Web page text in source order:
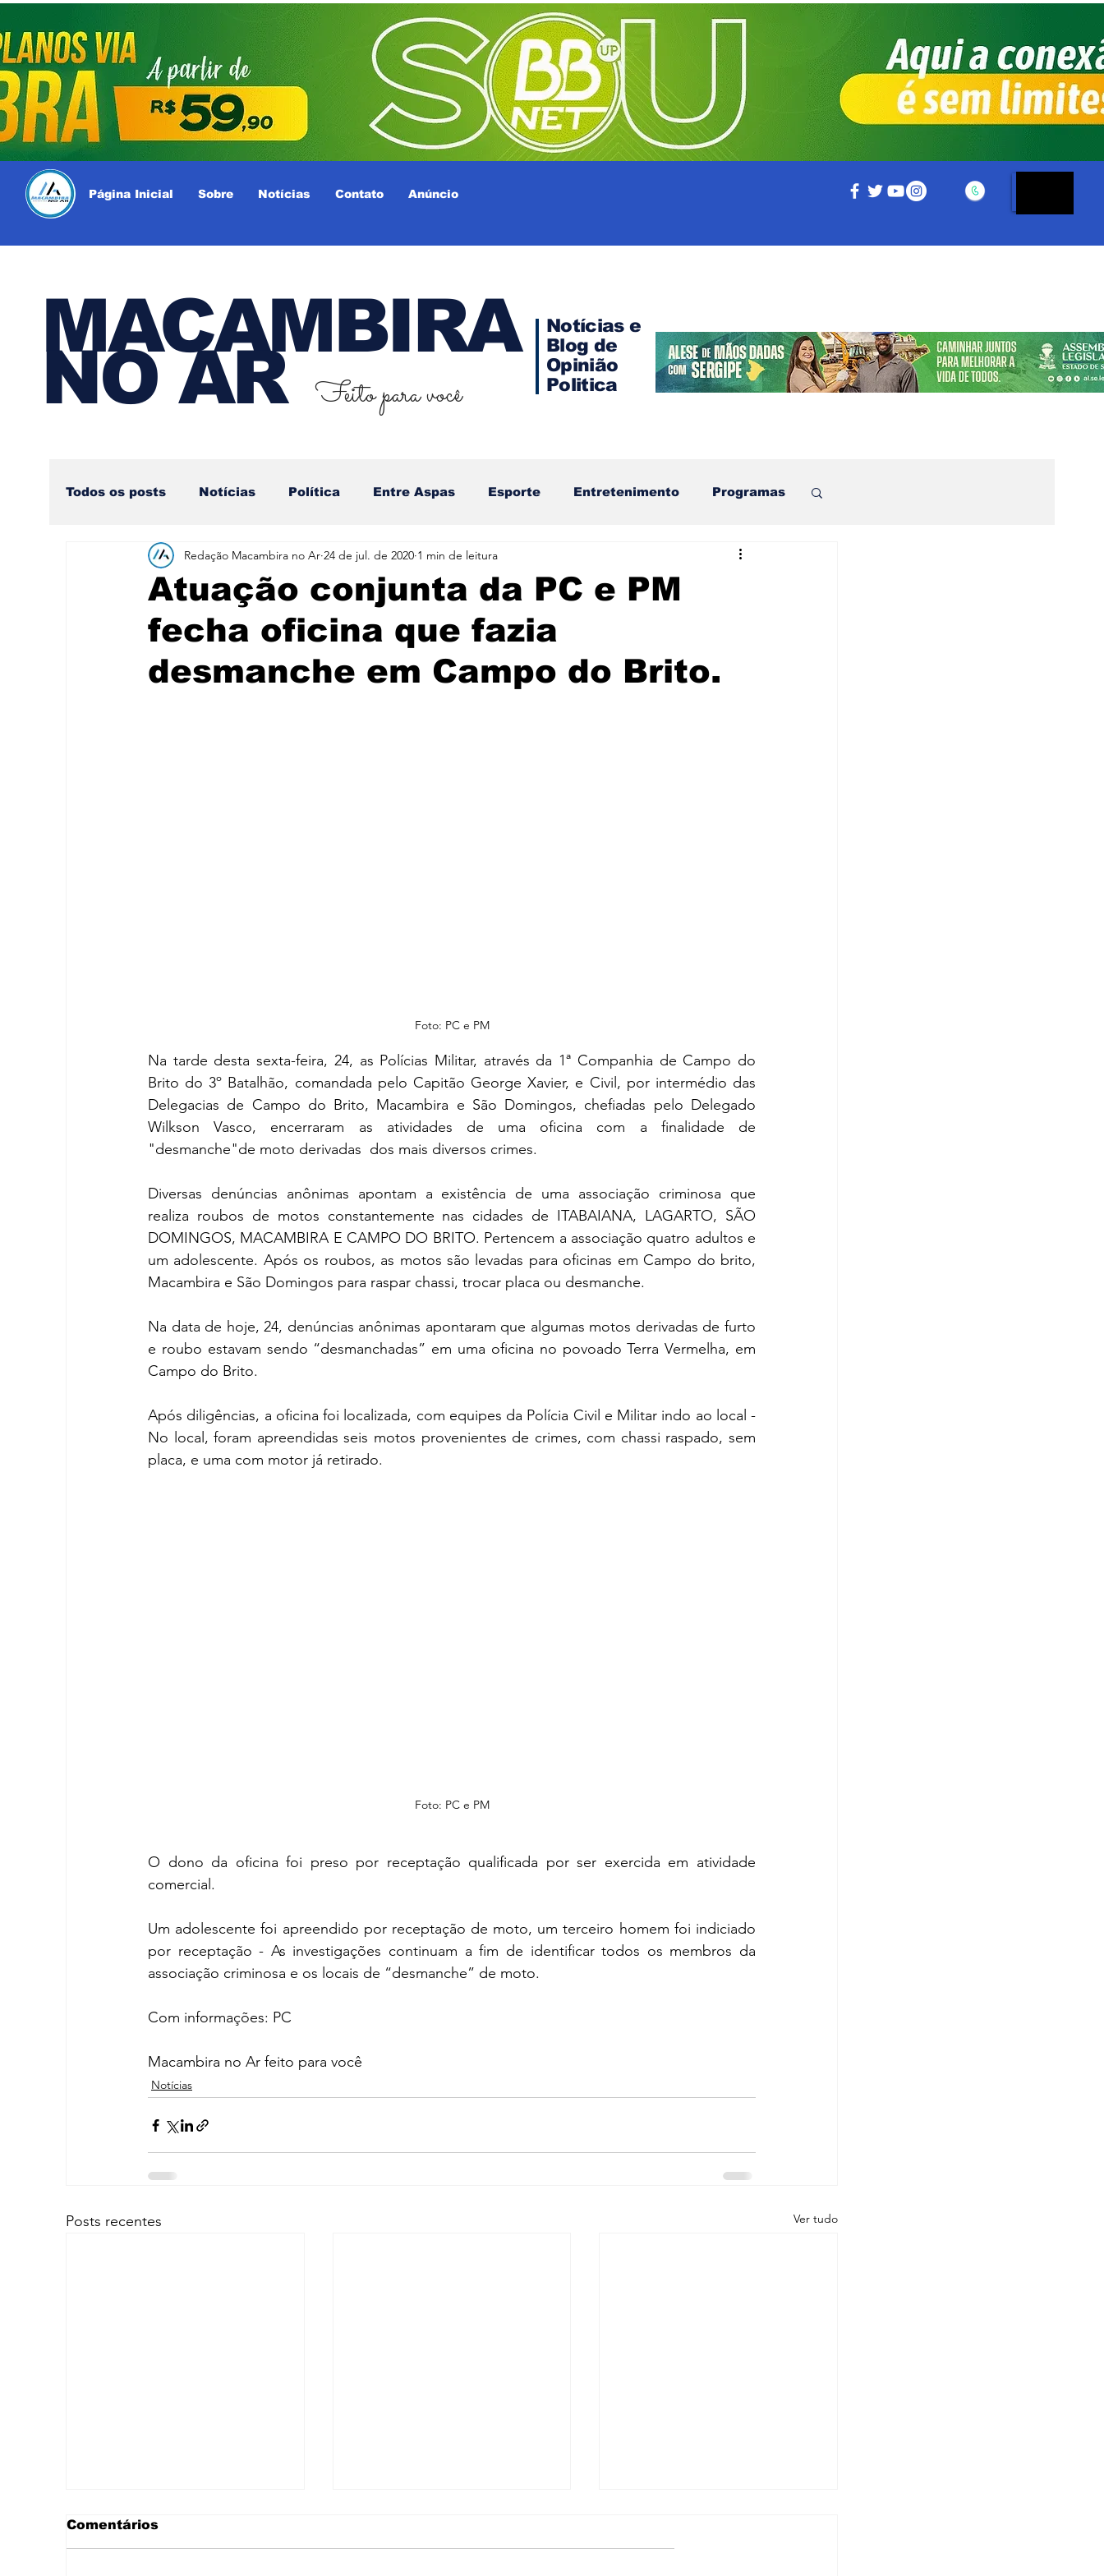
Página Inicial Sobre Notícias Contato Anúncio
MACAMBIRA
NO AR
Notícias e
Blog de
Opinião
Politica
Feito para você
Todos os posts Notícias Política Entre Aspas Esporte Entretenimento Programas
Nova categoria
Atuação conjunta da PC e PM
fecha oficina que fazia
desmanche em Campo do Brito.
Redação Macambira no Ar 24 de jul. de 2020 1 min de leitura
Foto: PC e PM
Na tarde desta sexta-feira, 24, as Polícias Militar, através da 1ª Companhia de Campo do
Brito do 3º Batalhão, comandada pelo Capitão George Xavier, e Civil, por intermédio das
Delegacias de Campo do Brito, Macambira e São Domingos, chefiadas pelo Delegado
Wilkson Vasco, encerraram as atividades de uma oficina com a finalidade de
"desmanche"de moto derivadas  dos mais diversos crimes.
Diversas denúncias anônimas apontam a existência de uma associação criminosa que
realiza roubos de motos constantemente nas cidades de ITABAIANA, LAGARTO, SÃO
DOMINGOS, MACAMBIRA E CAMPO DO BRITO. Pertencem a associação quatro adultos e
um adolescente. Após os roubos, as motos são levadas para oficinas em Campo do brito,
Macambira e São Domingos para raspar chassi, trocar placa ou desmanche.
Na data de hoje, 24, denúncias anônimas apontaram que algumas motos derivadas de furto
e roubo estavam sendo “desmanchadas” em uma oficina no povoado Terra Vermelha, em
Campo do Brito.
Após diligências, a oficina foi localizada, com equipes da Polícia Civil e Militar indo ao local -
No local, foram apreendidas seis motos provenientes de crimes, com chassi raspado, sem
placa, e uma com motor já retirado.
Foto: PC e PM
O dono da oficina foi preso por receptação qualificada por ser exercida em atividade
comercial.
Um adolescente foi apreendido por receptação de moto, um terceiro homem foi indiciado
por receptação - As investigações continuam a fim de identificar todos os membros da
associação criminosa e os locais de “desmanche” de moto.
Com informações: PC
Macambira no Ar feito para você
Notícias
Posts recentes Ver tudo
Comentários